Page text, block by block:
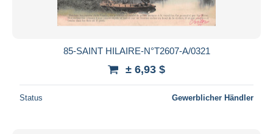
85-SAINT HILAIRE-N°T2607-A/0321
± 6,93 $
Status Gewerblicher Händler